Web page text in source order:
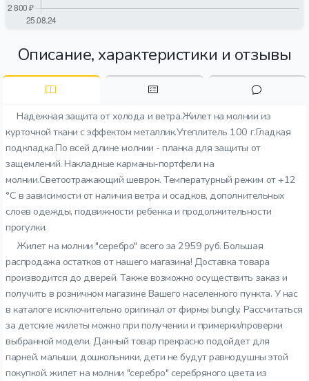
Описание, характеристики и отзывы
Надежная защита от холода и ветра.Жилет на молнии из
курточной ткани с эффектом металлик.Утеплитель 100 г.Гладкая
подкладка.По всей длине молнии - планка для защиты от
защемлений. Накладные карманы-портфели на
молнии.Светоотражающий шеврон. Температурный режим от +12
°C в зависимости от наличия ветра и осадков, дополнительных
слоев одежды, подвижности ребенка и продолжительности
прогулки.
Жилет на молнии "серебро" всего за 2959 руб. Большая
распродажа остатков от нашего магазина! Доставка товара
производится до дверей. Также возможно осуществить заказ и
получить в розничном магазине Вашего населенного пункта. У нас
в каталоге исключительно оригинал от фирмы bungly. Рассчитаться
за детские жилеты можно при получении и примерки/проверки
выбранной модели. Данный товар прекрасно подойдет для
парней. малыши, дошкольники, дети не будут равнодушны этой
покупкой. жилет на молнии "серебро" серебряного цвета из